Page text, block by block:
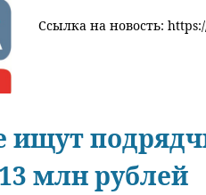
Ссылка на новость:
ищут
млн рублей